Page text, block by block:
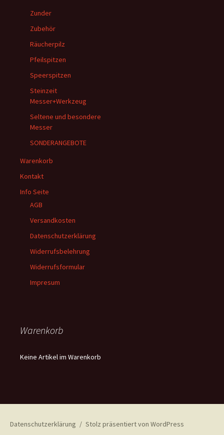
Zunder
Zubehör
Räucherpilz
Pfeilspitzen
Speerspitzen
Steinzeit
Messer+Werkzeug
Seltene und besondere
Messer
SONDERANGEBOTE
Warenkorb
Kontakt
Info Seite
AGB
Versandkosten
Datenschutzerklärung
Widerrufsbelehrung
Widerrufsformular
Impresum
Warenkorb
Keine Artikel im Warenkorb
Datenschutzerklärung Stolz präsentiert von WordPress